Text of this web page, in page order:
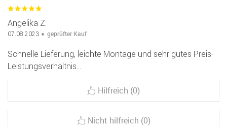
Angelika Z.
07.08.2023 geprüfter Kauf
Schnelle Lieferung, leichte Montage und sehr gutes Preis-
Leistungsverhältnis...
Hilfreich (0)
Nicht hilfreich (0)